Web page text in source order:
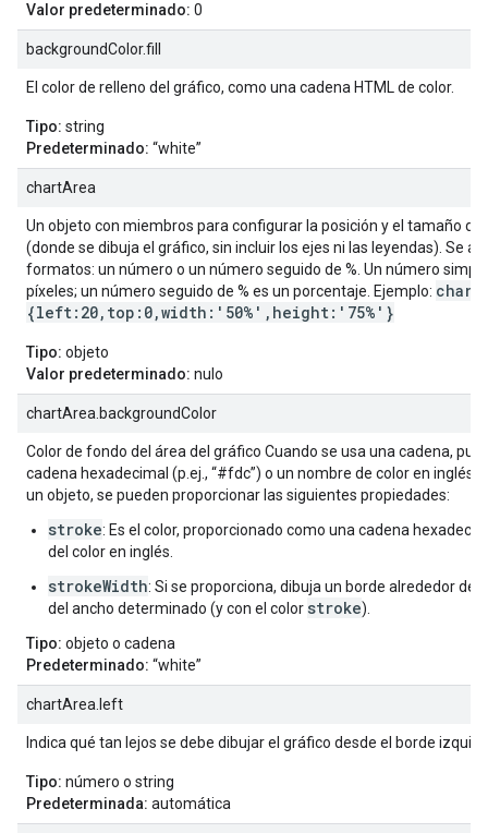
Valor predeterminado: 0
backgroundColor.fill
El color de relleno del gráfico, como una cadena HTML de color.
Tipo: string
Predeterminado: “white”
chartArea
Un objeto con miembros para configurar la posición y el tamaño
(donde se dibuja el gráfico, sin incluir los ejes ni las leyendas). Se
formatos: un número o un número seguido de %. Un número
píxeles; un número seguido de % es un porcentaje. Ejemplo:
{left:20,top:0,width:'50%',height:'75%'}
Tipo: objeto
Valor predeterminado: nulo
chartArea.backgroundColor
Color de fondo del área del gráfico Cuando se usa una cadena,
cadena hexadecimal (p.ej., “#fdc”) o un nombre de color en inglés.
un objeto, se pueden proporcionar las siguientes propiedades:
stroke: Es el color, proporcionado como una cadena
del color en inglés.
strokeWidth: Si se proporciona, dibuja un borde alrededor del
del ancho determinado (y con el color stroke).
Tipo: objeto o cadena
Predeterminado: “white”
chartArea.left
Indica qué tan lejos se debe dibujar el gráfico desde el borde
Tipo: número o string
Predeterminada: automática